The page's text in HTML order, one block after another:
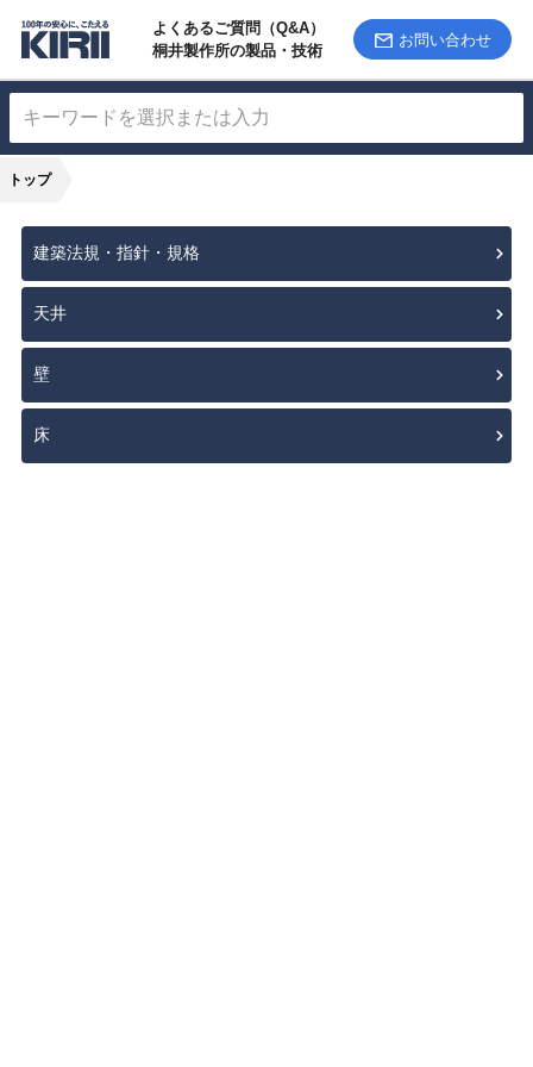
よくあるご質問（Q&A）
桐井製作所の製品・技術
お問い合わせ
トップ
建築法規・指針・規格
天井
壁
床